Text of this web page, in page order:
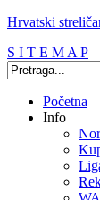
Hrvatski
S I T E M A P
Početna
Info